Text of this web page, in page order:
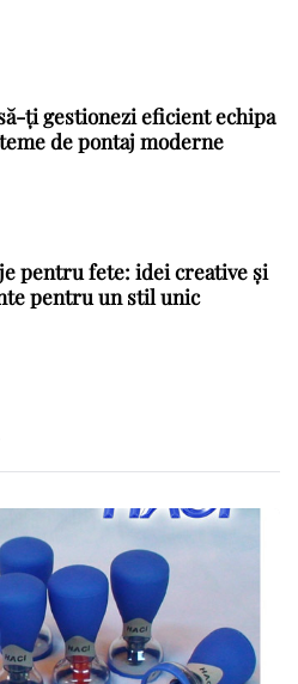
ți gestionezi eficient echipa
de pontaj moderne
pentru fete: idei creative și
pentru un stil unic